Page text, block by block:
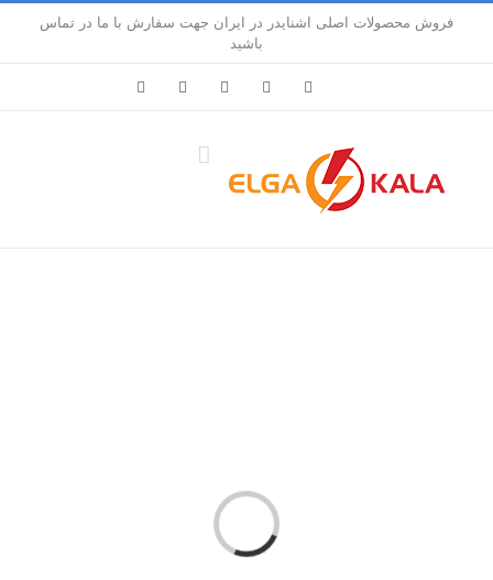
فروش محصولات اصلی اشنایدر در ایران جهت سفارش با ما در تماس
باشید
Facebook
Instagram
Pinterest
L
o
a
d
in
g
.
.
.